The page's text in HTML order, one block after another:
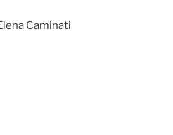
Caminati